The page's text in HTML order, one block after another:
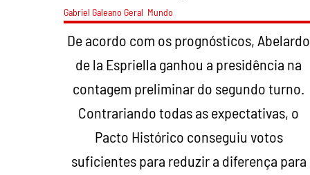
Gabriel Galeano Geral Mundo
De acordo com os prognósticos, Abelardo
de la Espriella ganhou a presidência na
contagem preliminar do segundo turno.
Contrariando todas as expectativas, o
Pacto Histórico conseguiu votos
suficientes para reduzir a diferença para